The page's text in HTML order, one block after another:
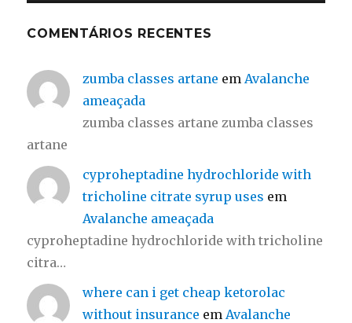
COMENTÁRIOS RECENTES
zumba classes artane em Avalanche
ameaçada
zumba classes artane zumba classes
artane
cyproheptadine hydrochloride with
tricholine citrate syrup uses em
Avalanche ameaçada
cyproheptadine hydrochloride with tricholine
citra…
where can i get cheap ketorolac
without insurance em Avalanche